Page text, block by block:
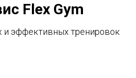
Flex Gym
и эффективных тренировок